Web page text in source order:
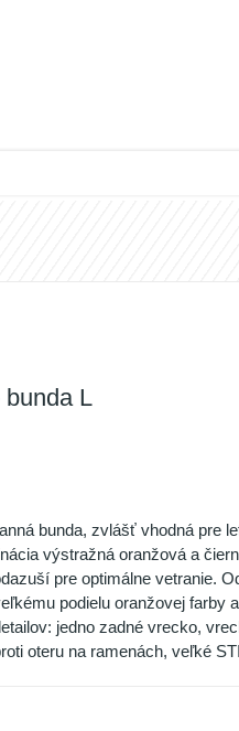
L
bunda, zvlášť vhodná pre
výstražná oranžová a
pre optimálne vetranie.
podielu oranžovej farby
jedno zadné vrecko,
oteru na ramenách, veľké